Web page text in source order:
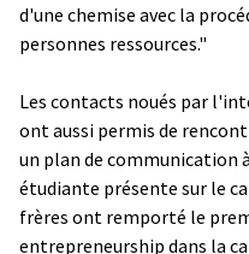
d'une chemise avec la
personnes ressources."
Les contacts noués par
ont aussi permis de
un plan de communication
étudiante présente sur le
frères ont remporté le
entrepreneurship dans la